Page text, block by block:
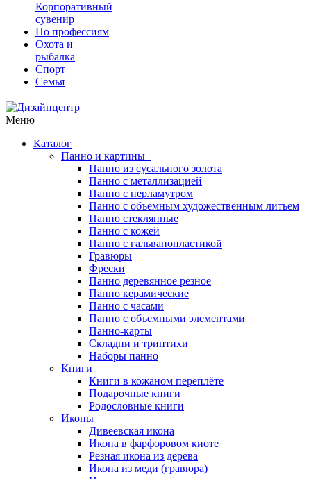
Корпоративный
сувенир
По профессиям
Охота и
рыбалка
Спорт
Семья
Меню
Каталог
Панно и картины
Панно из сусального золота
Панно с металлизацией
Панно с перламутром
Панно с объемным художественным литьем
Панно стеклянные
Панно с кожей
Панно с гальванопластикой
Гравюры
Фрески
Панно деревянное резное
Панно керамические
Панно с часами
Панно с объемными элементами
Панно-карты
Складни и триптихи
Наборы панно
Книги
Книги в кожаном переплёте
Подарочные книги
Родословные книги
Иконы
Дивеевская икона
Икона в фарфоровом киоте
Резная икона из дерева
Икона из меди (гравюра)